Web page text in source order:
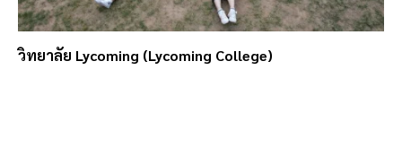
วิทยาลัย Lycoming (Lycoming College)